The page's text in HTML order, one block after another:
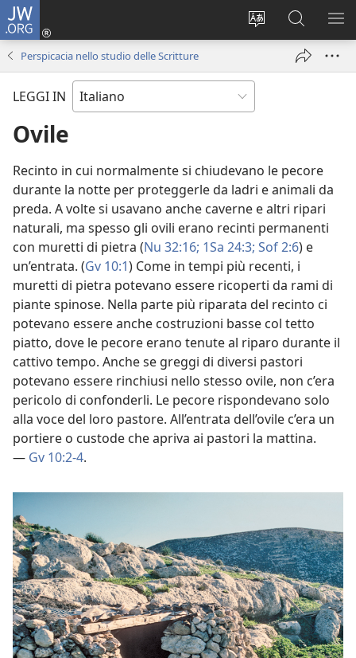
JW.ORG
Modificare
Accedi
(apre
finestra)
Cerca
in
JW.ORG
Perspicacia nello studio delle Scritture
LEGGI IN
Ovile
Recinto in cui normalmente si chiudevano le pecore
durante la notte per proteggerle da ladri e animali da
preda. A volte si usavano anche caverne e altri ripari
naturali, ma spesso gli ovili erano recinti permanenti
con muretti di pietra (Nu 32:16; 1Sa 24:3; Sof 2:6) e
un’entrata. (Gv 10:1) Come in tempi più recenti, i
muretti di pietra potevano essere ricoperti da rami di
piante spinose. Nella parte più riparata del recinto ci
potevano essere anche costruzioni basse col tetto
piatto, dove le pecore erano tenute al riparo durante il
cattivo tempo. Anche se greggi di diversi pastori
potevano essere rinchiusi nello stesso ovile, non c’era
pericolo di confonderli. Le pecore rispondevano solo
alla voce del loro pastore. All’entrata dell’ovile c’era un
portiere o custode che apriva ai pastori la mattina.
— Gv 10:2-4.